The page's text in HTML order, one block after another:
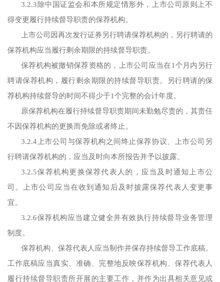
3.2.3除中国证监会和本所规定情形外，上市公司原则上不
得变更履行持续督导职责的保荐机构。
上市公司因再次发行证券另行聘请保荐机构的，另行聘请的
保荐机构应当履行剩余期限的持续督导职责。
保荐机构被撤销保荐资格的，上市公司应当在1个月内另行
聘请保荐机构，履行剩余期限的持续督导职责。另行聘请的保
荐机构持续督导的时间不得少于1个完整的会计年度。
原保荐机构在履行持续督导职责期间未勤勉尽责的，其责任
不因保荐机构的更换而免除或者终止。
3.2.4上市公司与保荐机构之间终止保荐协议、上市公司另
行聘请保荐机构的，应当及时向本所报告并予以披露。
3.2.5保荐机构更换保荐代表人的，应当及时通知上市公
司。上市公司应当在收到通知后及时披露保荐代表人变更事
宜。
3.2.6保荐机构应当建立健全并有效执行持续督导业务管理
制度。
保荐机构、保荐代表人应当制作并保存持续督导工作底稿。
工作底稿应当真实、准确、完整地反映保荐机构、保荐代表人
履行持续督导职责所开展的主要工作，并作为出具相关意见或